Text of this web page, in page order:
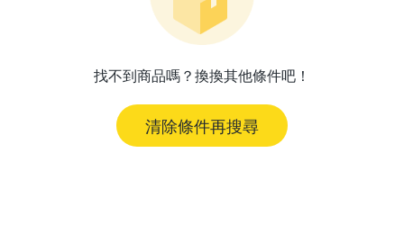
找不到商品嗎？換換其他條件吧！
清除條件再搜尋